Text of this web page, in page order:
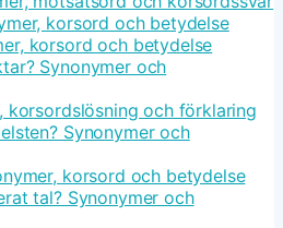
korsord och betydelse
korsord och betydelse
Synonymer och
korsordslösning och förklaring
Synonymer och
korsord och betydelse
tal? Synonymer och